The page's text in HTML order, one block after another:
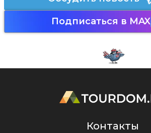
Подписаться в MAX
Контакты